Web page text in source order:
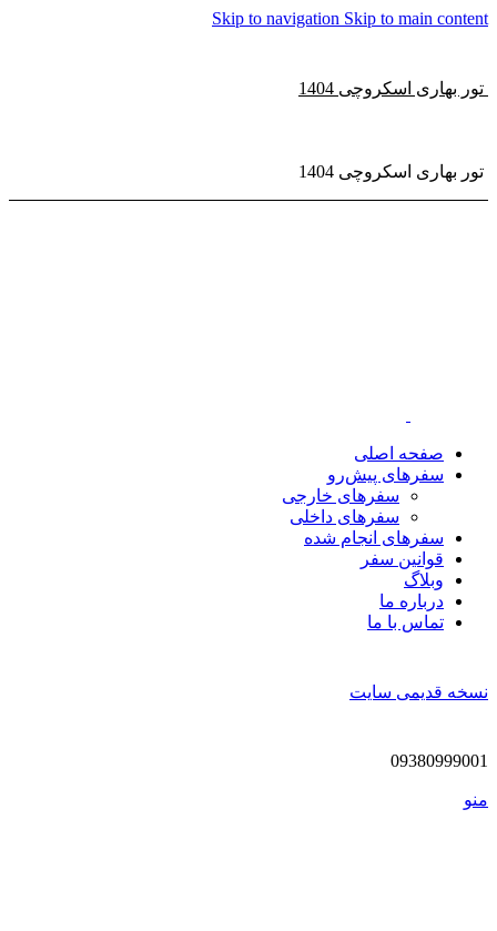
Skip to navigation Skip to main content
تور بهاری اسکروچی 1404
تور بهاری اسکروچی 1404
صفحه اصلی
سفر‌های پیش‌رو
سفرهای خارجی
سفرهای داخلی
سفر‌های انجام شده
قوانین سفر
وبلاگ
درباره ما
تماس با ما
نسخه قدیمی سایت
09380999001
منو